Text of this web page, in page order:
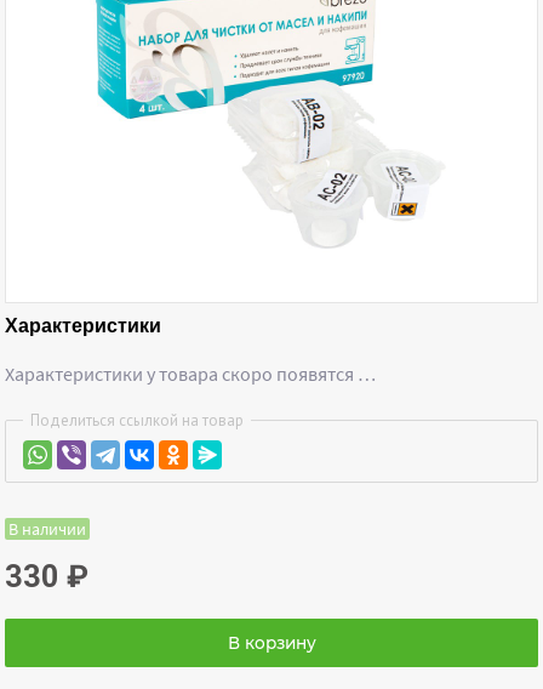
Характеристики
Характеристики у товара скоро появятся …
Поделиться ссылкой на товар
В наличии
330₽
В корзину